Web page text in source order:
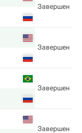
Завершен
Завершен
Завершен
Завершен